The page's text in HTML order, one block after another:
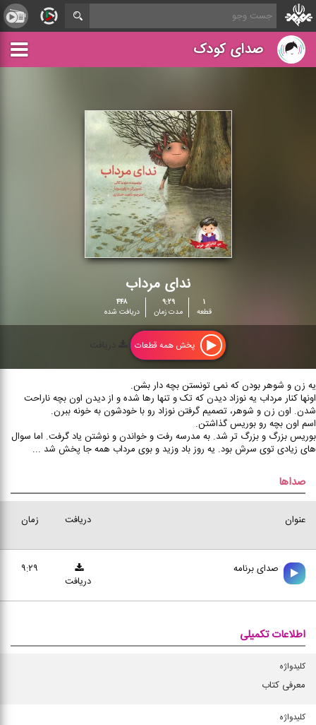
صدای کودک
ندای مرداب
۱
قطعه
۹:۲۹
مدت زمان
۴۴۸
دریافت شده
پخش همه قطعات
یه زن و شوهر بودن که نمی تونستن بچه دار بشن.
اونها کنار مرداب یه نوزاد دیدن که تک و تنها رها شده و از دیدن اون بچه ناراحت
شدن. اون زن و شوهر، تصمیم گرفتن نوزاد رو با خودشون به خونه ببرن.
اسم اون بچه رو بوریس گذاشتن.
بوریس بزرگ و بزرگ تر شد. به مدرسه رفت و خواندن و نوشتن یاد گرفت. اما سوال
های زیادی توی سرش بود. یه روز باد وزید و بوی مرداب همه جا پخش شد ...
صداها
عنوان زمان دریافت
صدای برنامه
۹:۲۹
دریافت
اطلاعات تکمیلی
كلیدواژه
معرفی كتاب
كلیدواژه